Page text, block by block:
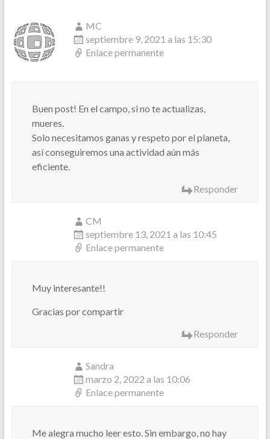
MC
septiembre 9, 2021 a las 15:30
Enlace permanente
Buen post! En el campo, si no te actualizas,
mueres.
Solo necesitamos ganas y respeto por el planeta,
así conseguiremos una actividad aún más
eficiente.
Responder
CM
septiembre 13, 2021 a las 10:45
Enlace permanente
Muy interesante!!
Gracias por compartir
Responder
Sandra
marzo 2, 2022 a las 10:06
Enlace permanente
Me alegra mucho leer esto. Sin embargo, no hay